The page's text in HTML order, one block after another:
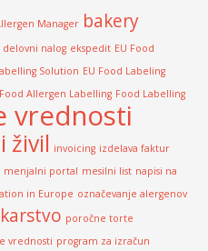
Manager bakery
delovni nalog ekspedit EU Food
Solution EU Food Labeling
Food Allergen Labelling Food Labelling
vrednosti
živil invoicing izdelava faktur
menjalni portal mesilni list napisi na
in Europe označevanje alergenov
poročne torte
vrednosti program za izračun